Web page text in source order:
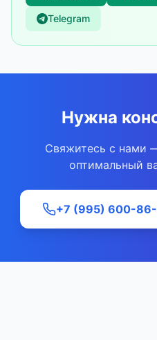
Telegram
Нужна
Свяжитесь с нами
оптимальный
+7 (995) 600-